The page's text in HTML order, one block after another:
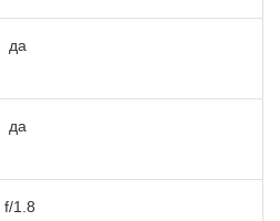
да
да
f/1.8